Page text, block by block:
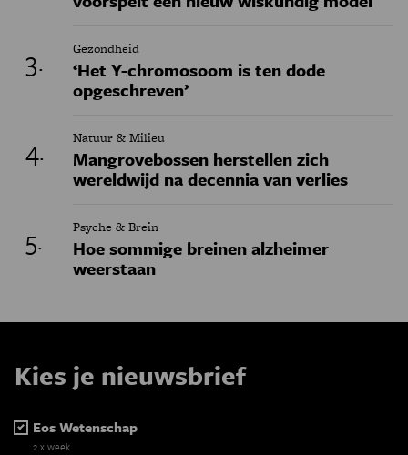
Gezondheid
‘Het Y-chromosoom is ten dode
opgeschreven’
Natuur & Milieu
Mangrovebossen herstellen zich
wereldwijd na decennia van verlies
Psyche & Brein
Hoe sommige breinen alzheimer
weerstaan
Kies je nieuwsbrief
Eos Wetenschap
2 x week